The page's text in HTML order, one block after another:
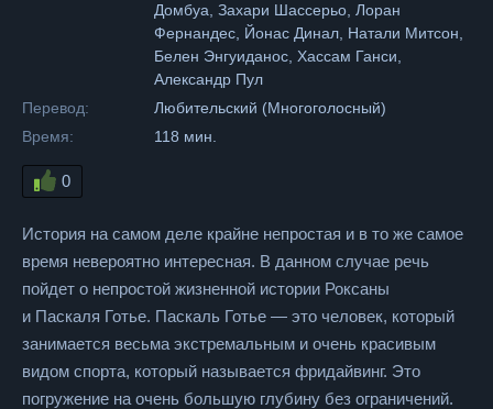
Домбуа, Захари Шассерьо, Лоран
Фернандес, Йонас Динал, Натали Митсон,
Белен Энгуиданос, Хассам Ганси,
Александр Пул
Перевод:
Любительский (Многоголосный)
Время:
118 мин.
0
История на самом деле крайне непростая и в то же самое
время невероятно интересная. В данном случае речь
пойдет о непростой жизненной истории Роксаны
и Паскаля Готье. Паскаль Готье — это человек, который
занимается весьма экстремальным и очень красивым
видом спорта, который называется фридайвинг. Это
погружение на очень большую глубину без ограничений.